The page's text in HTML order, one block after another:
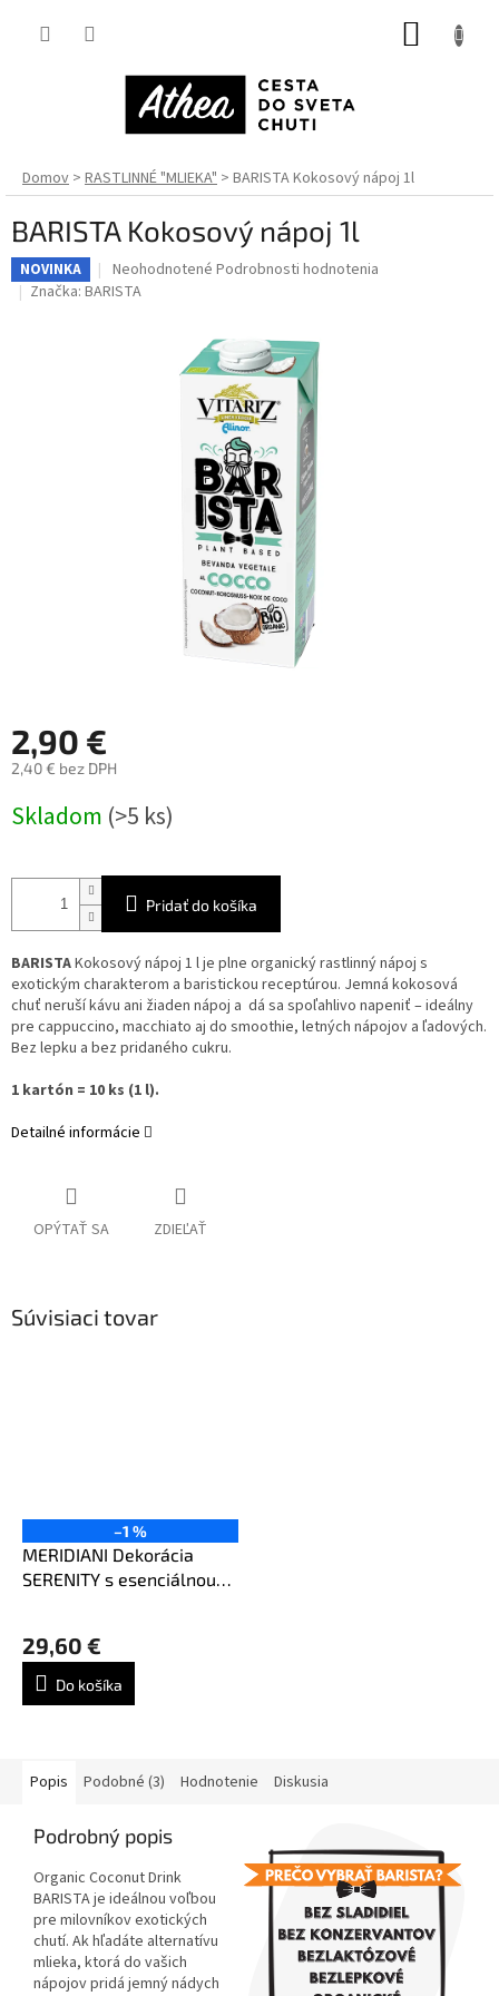
Domov RASTLINNÉ "MLIEKA" BARISTA Kokosový nápoj 1l
BARISTA Kokosový nápoj 1l
NOVINKA
Priemerné
hodnotenie
Neohodnotené Podrobnosti hodnotenia
Značka: BARISTA
2,90 €
2,40 € bez DPH
cena:
Skladom (>5 ks)
Pridať do košíka
BARISTAKokosový nápoj 1 l je plne organický rastlinný nápoj s
exotickým charakterom a baristickou receptúrou. Jemná kokosová
chuť neruší kávu ani žiaden nápoj a dá sa spoľahlivo napeniť – ideálny
pre cappuccino, macchiato aj do smoothie, letných nápojov a ľadových.
Bez lepku a bez pridaného cukru.
1 kartón = 10 ks (1 l).
Detailné informácie
OPÝTAŤ SA ZDIEĽAŤ
Súvisiaci tovar
–1 %
MERIDIANI Dekorácia
SERENITY s esenciálnou
29,60 €
Do košíka
Popis Podobné (3) Hodnotenie Diskusia
Podrobný popis
Organic Coconut Drink
BARISTA je ideálnou voľbou
pre milovníkov exotických
chutí. Ak hľadáte alternatívu
mlieka, ktorá do vašich
nápojov pridá jemný nádych